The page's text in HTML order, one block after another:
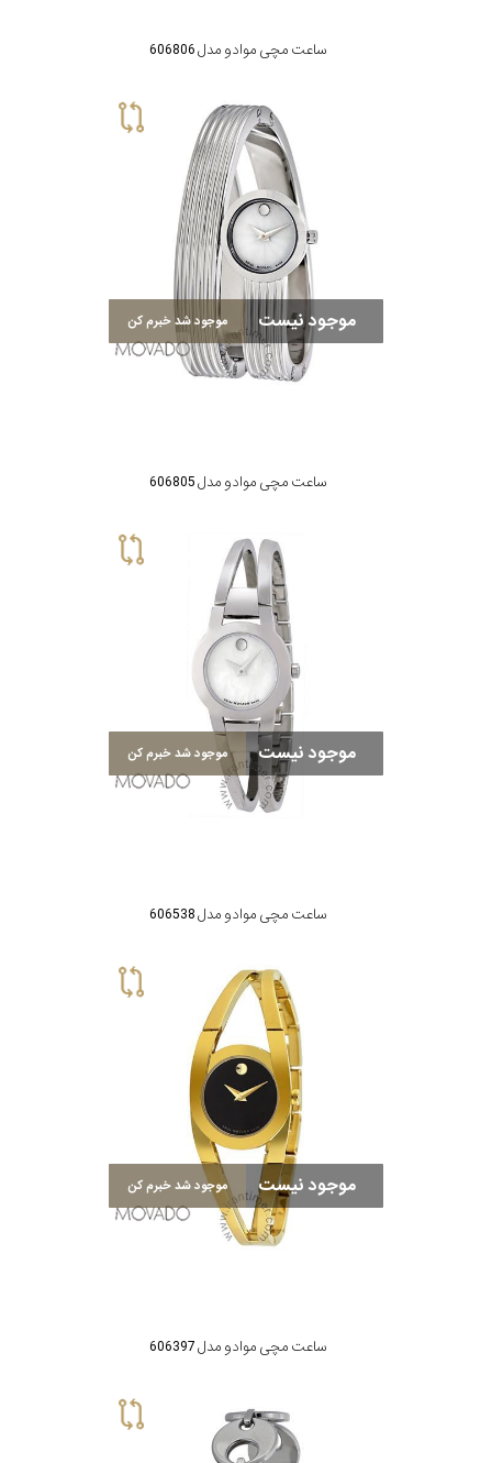
ساعت مچی موادو مدل 606806
موجود نیست موجود شد خبرم کن
ساعت مچی موادو مدل 606805
موجود نیست موجود شد خبرم کن
ساعت مچی موادو مدل 606538
موجود نیست موجود شد خبرم کن
ساعت مچی موادو مدل 606397